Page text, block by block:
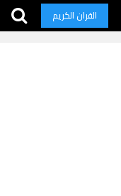
القران الكريم